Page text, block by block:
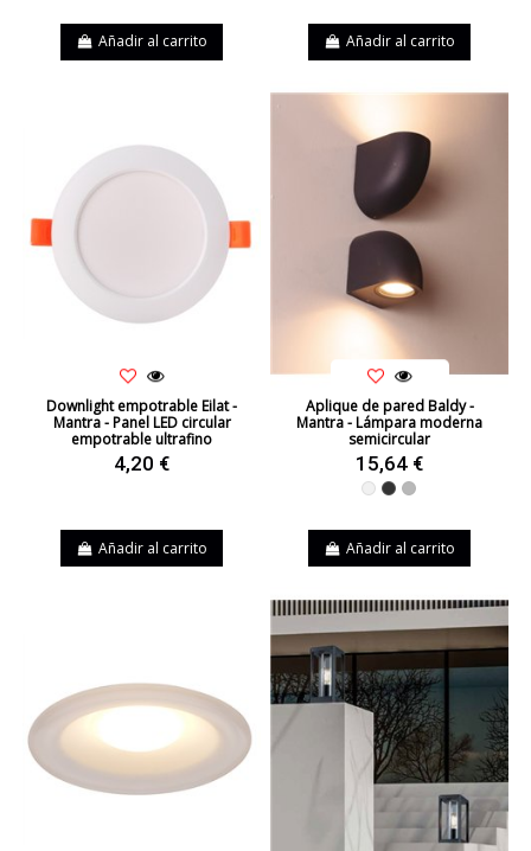
Añadir al carrito Añadir al carrito
Downlight empotrable Eilat -
Mantra - Panel LED circular
empotrable ultrafino
4,20 €
Añadir al carrito
Aplique de pared Baldy -
Mantra - Lámpara moderna
semicircular
15,64 €
Blanco
Negro
Gris
Añadir al carrito